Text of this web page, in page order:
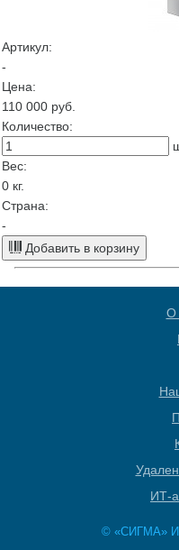
Артикул:
-
Цена:
110 000 руб.
Количество:
Вес:
0 кг.
Страна:
-
Добавить в корзину
О
ИТ-
© «СИГМА»